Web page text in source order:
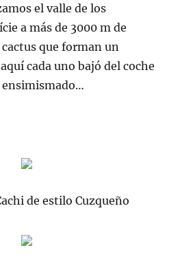
el valle de los
a más de 3000 m de
que forman un
cada uno bajó del coche
ensimismado…
de estilo Cuzqueño